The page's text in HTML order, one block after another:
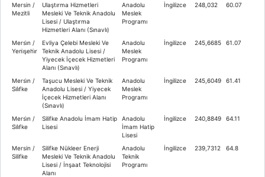
Mersin /
Mezitli
Ulaştırma Hizmetleri
Mesleki Ve Teknik Anadolu
Lisesi / Ulaştırma
Hizmetleri Alanı (Sınavlı)
Anadolu
Meslek
Programı
İngilizce 248,032 60.07
Mersi̇n /
Yeni̇şehi̇r
Evliya Çelebi Mesleki Ve
Teknik Anadolu Lisesi /
Yiyecek İçecek Hizmetleri
Alanı (Sınavlı)
Anadolu
Meslek
Programı
İngilizce 245,6685 61.07
Mersi̇n /
Si̇li̇fke
Taşucu Mesleki Ve Teknik
Anadolu Lisesi / Yiyecek
İçecek Hizmetleri Alanı
(Sınavlı)
Anadolu
Meslek
Programı
İngilizce 245,6049 61.41
Mersi̇n /
Si̇li̇fke
Silifke Anadolu İmam Hatip
Lisesi
Anadolu
İmam Hatip
Lisesi
İngilizce 240,8849 64.11
Mersin /
Silifke
Silifke Nükleer Enerji
Mesleki Ve Teknik Anadolu
Lisesi / İnşaat Teknolojisi
Alanı
Anadolu
Teknik
Programı
İngilizce 239,7312 64.8